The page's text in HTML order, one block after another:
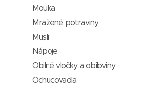
Mouka
Mražené potraviny
Müsli
Nápoje
Obilné vločky a obiloviny
Ochucovadla